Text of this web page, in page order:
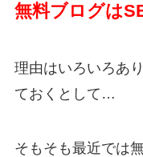
無料ブログは
理由はいろいろあ
ておくとして…
そもそも最近では